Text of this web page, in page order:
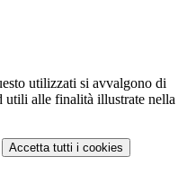
utilizzati si avvalgono di
utili alle finalità illustrate nella
Accetta tutti i cookies